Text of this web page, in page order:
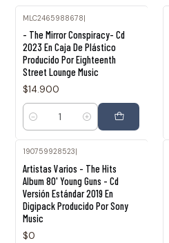
MLC2465988678|
- The Mirror Conspiracy- Cd
2023 En Caja De Plástico
Producido Por Eighteenth
Street Lounge Music
$14.900
Cantidad
190759928523
Artistas Varios - The Hits
Album 80' Young Guns - Cd
Versión Estándar 2019 En
Digipack Producido Por Sony
Music
$0